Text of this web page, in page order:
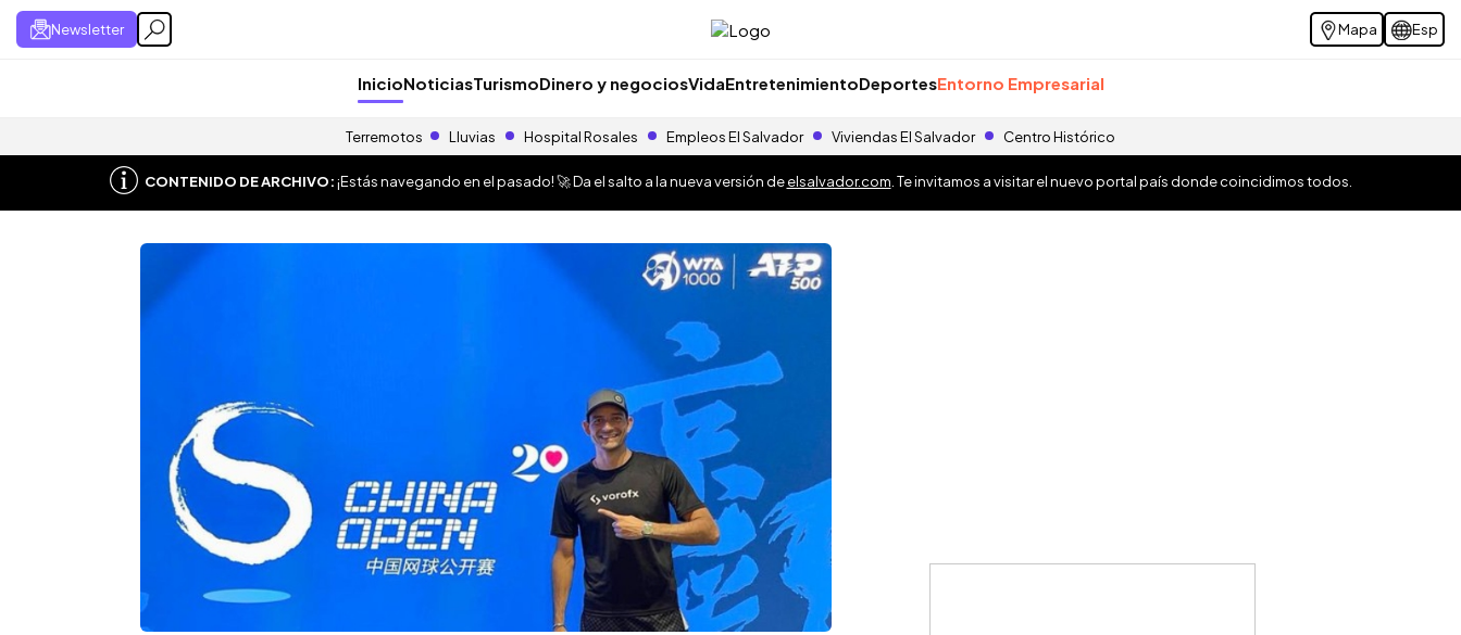
Newsletter Mapa Esp
InicioNoticiasTurismoDinero y negociosVidaEntretenimientoDeportesEntorno Empresarial
Terremotos Lluvias Hospital Rosales Empleos El Salvador Viviendas El Salvador Centro Histórico
CONTENIDO DE ARCHIVO:¡Estás navegando en el pasado! 🚀 Da el salto a la nueva versión deelsalvador.com . Te invitamos a visitar el nuevo portal país donde coincidimos todos.